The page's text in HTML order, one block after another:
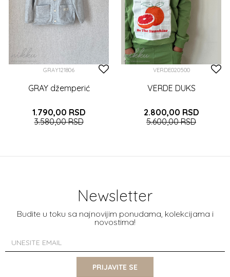
GRAY121806
GRAY džemperić
1.790,00 RSD
3.580,00RSD
VERDE020500
VERDE DUKS
2.800,00 RSD
5.600,00RSD
6 (116CM) 7 (122CM) 8 (128CM)
DODAJTE U KORPU
Newsletter
Budite u toku sa najnovijim ponudama, kolekcijama i
novostima!
PRIJAVITE SE